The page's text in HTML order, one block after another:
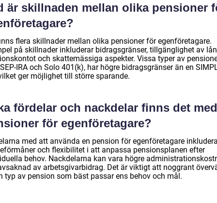
är skillnaden mellan olika pensioner
flera skillnader mellan olika pensioner för egenföretagare.
på skillnader inkluderar bidragsgränser, tillgänglighet av
och skattemässiga aspekter. Vissa typer av
IRA och Solo 401(k), har högre bidragsgränser än en
ger möjlighet till större sparande.
fördelar och nackdelar finns det med
för egenföretagare?
med att använda en pension för egenföretagare
och flexibilitet i att anpassa pensionsplanen efter
behov. Nackdelarna kan vara högre
av arbetsgivarbidrag. Det är viktigt att noggrant
typ av pension som bäst passar ens behov och mål.